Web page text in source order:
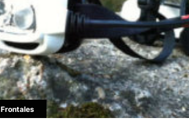
Frontales